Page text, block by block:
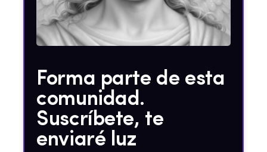
Forma parte de esta
comunidad.
Suscríbete, te
enviaré luz